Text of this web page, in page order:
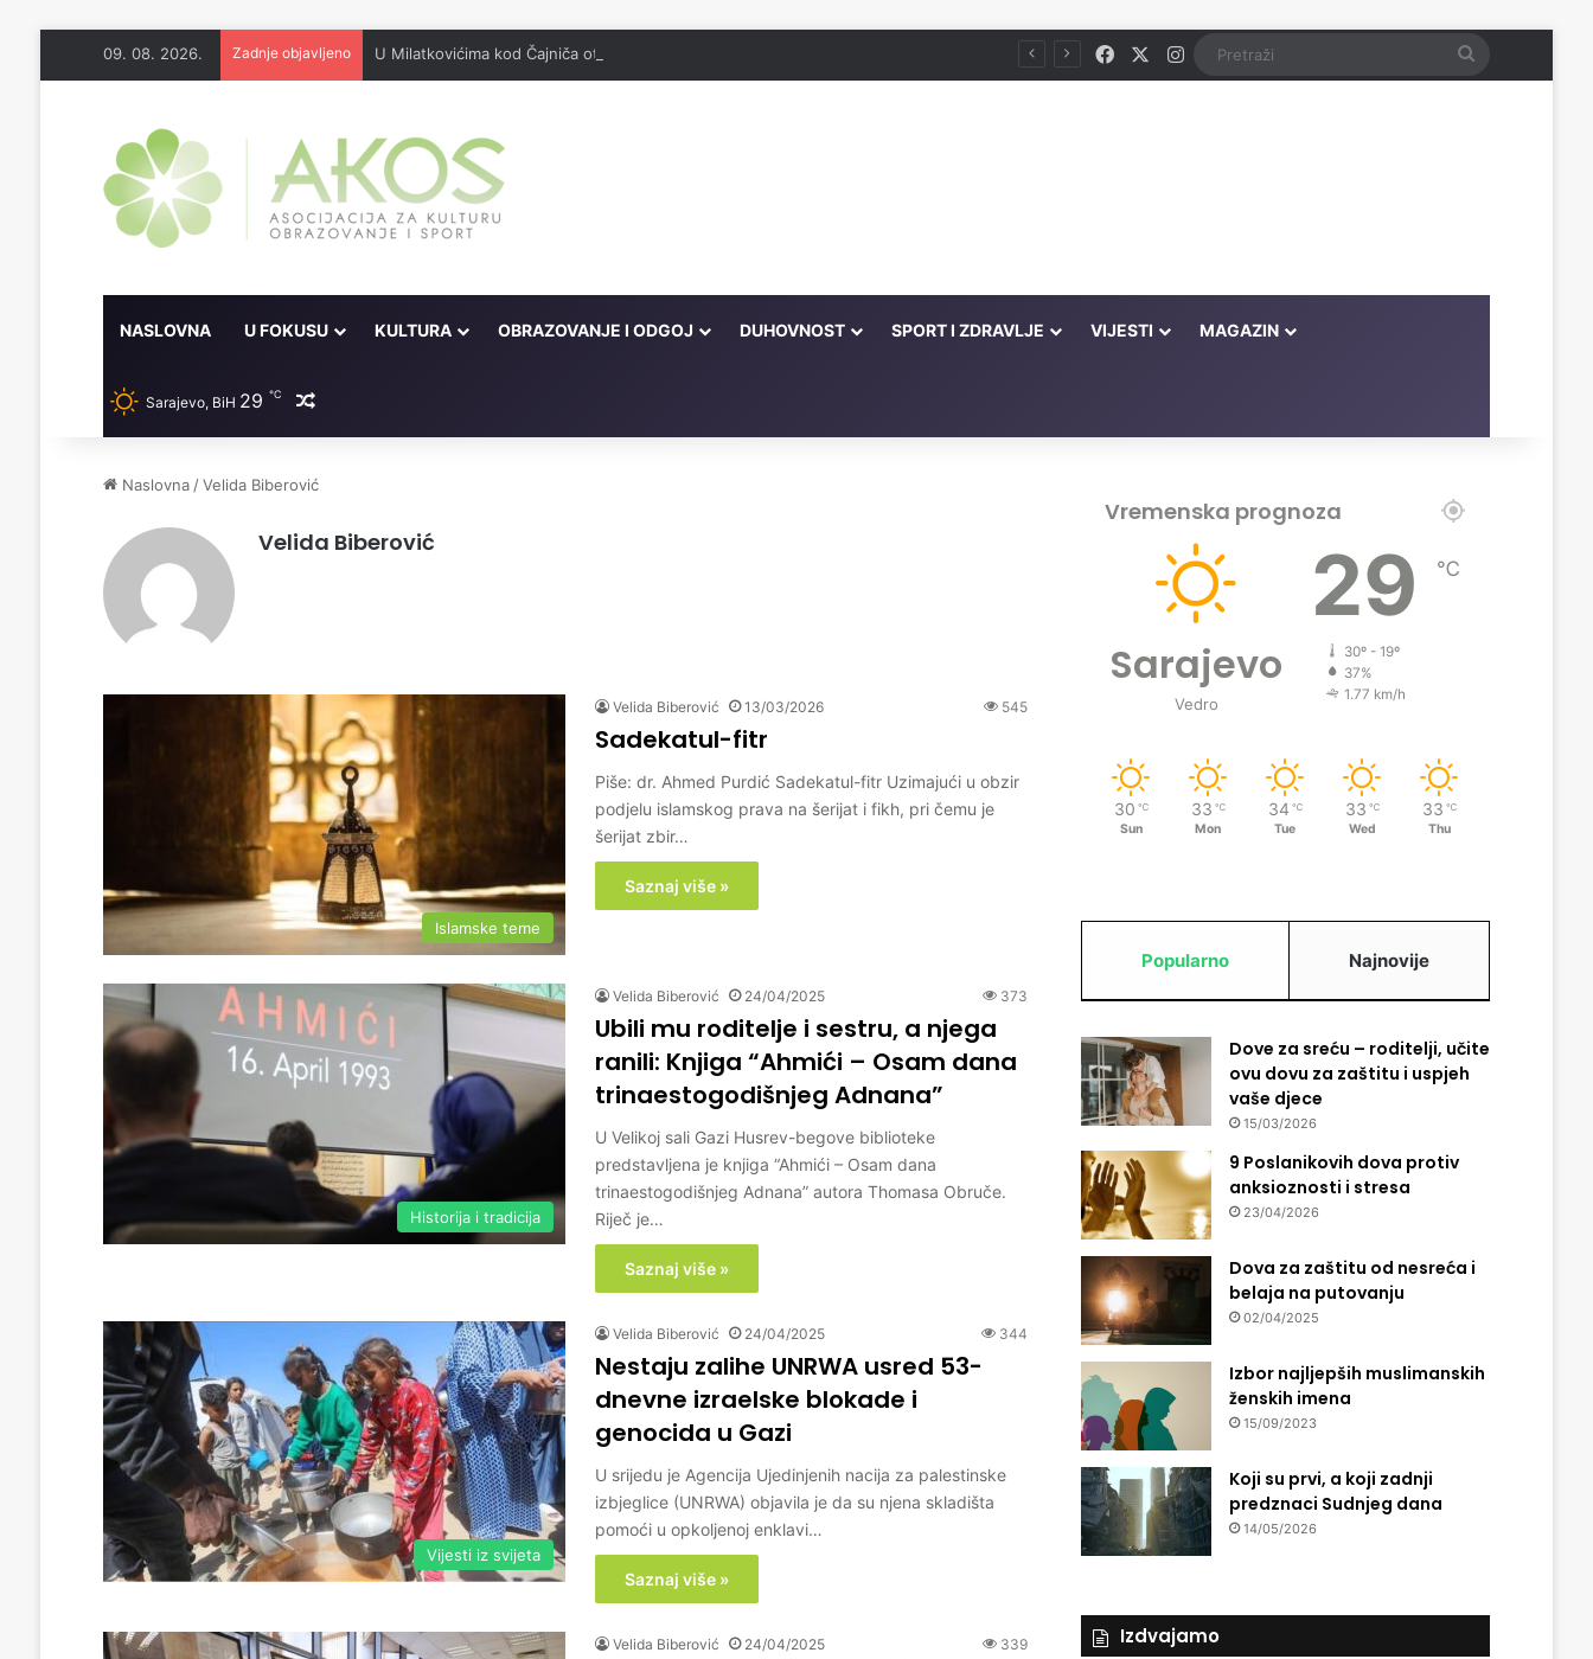
09. 08. 2026. Zadnje objavljeno U Milatkovićima kod Čajniča otvorena džamija srušena 1943. godine FacebookInstagram Pretraži
NASLOVNA U FOKUSU KULTURA OBRAZOVANJE I ODGOJ DUHOVNOST SPORT I ZDRAVLJE VIJESTI MAGAZIN
Sarajevo, BiH 29 ℃ Random članak
Naslovna /Velida Biberović
Velida Biberović
Islamske teme
Velida Biberović 13/03/2026 545
Sadekatul-fitr
Piše: dr. Ahmed Purdić Sadekatul-fitr Uzimajući u obzir
podjelu islamskog prava na šerijat i fikh, pri čemu je
šerijat zbir…
Saznaj više »
Historija i tradicija
Velida Biberović 24/04/2025 373
Ubili mu roditelje i sestru, a njega
ranili: Knjiga “Ahmići – Osam dana
trinaestogodišnjeg Adnana”
U Velikoj sali Gazi Husrev-begove biblioteke
predstavljena je knjiga “Ahmići – Osam dana
trinaestogodišnjeg Adnana” autora Thomasa Obruče.
Riječ je…
Saznaj više »
Vijesti iz svijeta
Velida Biberović 24/04/2025 344
Nestaju zalihe UNRWA usred 53-
dnevne izraelske blokade i
genocida u Gazi
U srijedu je Agencija Ujedinjenih nacija za palestinske
izbjeglice (UNRWA) objavila je da su njena skladišta
pomoći u opkoljenoj enklavi…
Saznaj više »
Velida Biberović 24/04/2025 339
Vremenska prognoza
Sarajevo
Vedro
29 ℃
30º - 19º
37%
1.77 km/h
30 ℃
Sun
33 ℃
Mon
34 ℃
Tue
33 ℃
Wed
33 ℃
Thu
Popularno Najnovije
Dove za sreću – roditelji, učite
ovu dovu za zaštitu i uspjeh
vaše djece
15/03/2026
9 Poslanikovih dova protiv
anksioznosti i stresa
23/04/2026
Dova za zaštitu od nesreća i
belaja na putovanju
02/04/2025
Izbor najljepših muslimanskih
ženskih imena
15/09/2023
Koji su prvi, a koji zadnji
predznaci Sudnjeg dana
14/05/2026
Izdvajamo